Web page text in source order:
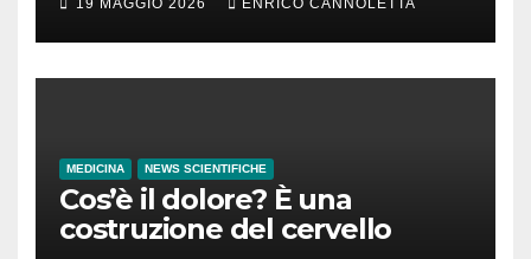
19 MAGGIO 2026 ENRICO CANNOLETTA
MEDICINA NEWS SCIENTIFICHE
Cos’è il dolore? È una
costruzione del cervello